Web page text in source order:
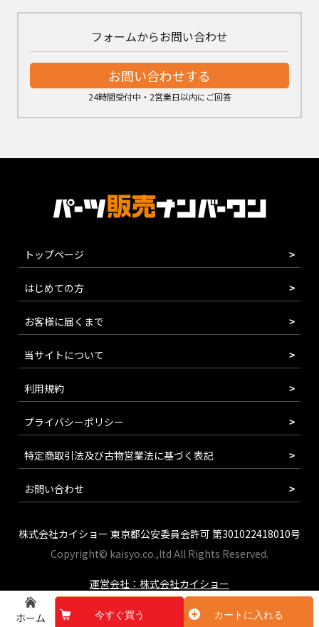
ホーム 今すぐ買う カートに入れる
フォームからお問い合わせ
お問い合わせする
24時間受付中・2営業日以内にご回答
トップページ
はじめての方
お客様に届くまで
当サイトについて
利用規約
プライバシーポリシー
特定商取引法及び古物営業法に基づく表記
お問い合わせ
株式会社カイショー 東京都公安委員会許可 第301022418010号
Copyright© kaisyo.co.,ltd All Rights Reserved.
運営会社：株式会社カイショー